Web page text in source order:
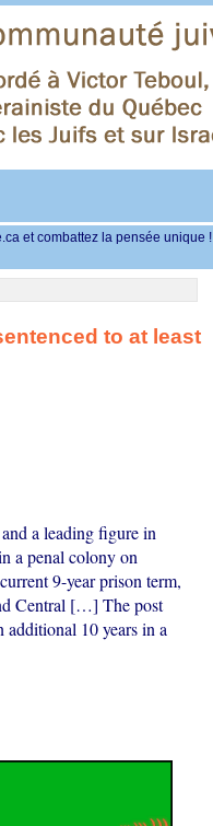
et combattez la pensée unique !
to at least
a leading figure in
a penal colony on
9-year prison term,
Central […] The post
10 years in a